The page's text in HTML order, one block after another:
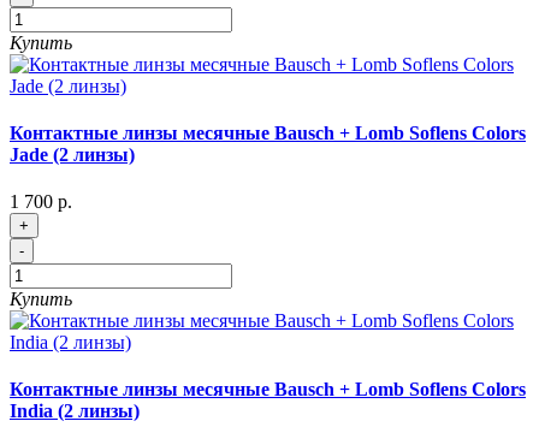
Купить
Контактные линзы месячные Bausch + Lomb Soflens Colors
Jade (2 линзы)
1 700 р.
+
-
Купить
Контактные линзы месячные Bausch + Lomb Soflens Colors
India (2 линзы)